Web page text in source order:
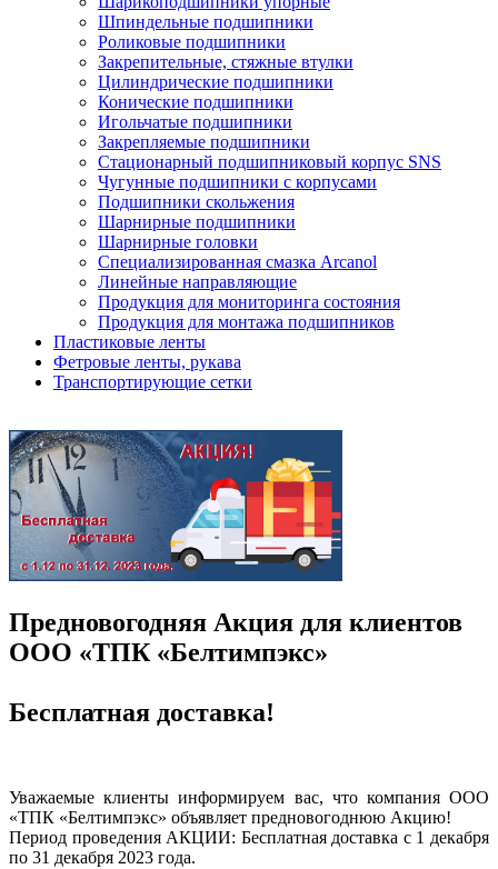
Шпиндельные подшипники
Роликовые подшипники
Закрепительные, стяжные втулки
Цилиндрические подшипники
Конические подшипники
Игольчатые подшипники
Закрепляемые подшипники
Стационарный подшипниковый корпус SNS
Чугунные подшипники с корпусами
Подшипники скольжения
Шарнирные подшипники
Шарнирные головки
Специализированная смазка Arcanol
Линейные направляющие
Продукция для мониторинга состояния
Продукция для монтажа подшипников
Пластиковые ленты
Фетровые ленты, рукава
Транспортирующие сетки
Предновогодняя Акция для клиентов
ООО «ТПК «Белтимпэкс»
Бесплатная доставка!
Уважаемые клиенты информируем вас, что компания ООО
«ТПК «Белтимпэкс» объявляет предновогоднюю Акцию!
Период проведения АКЦИИ: Бесплатная доставка с 1 декабря
по 31 декабря 2023 года.